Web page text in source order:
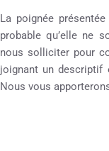
La poignée
probable qu’elle ne
nous solliciter pour
joignant un descriptif
Nous vous